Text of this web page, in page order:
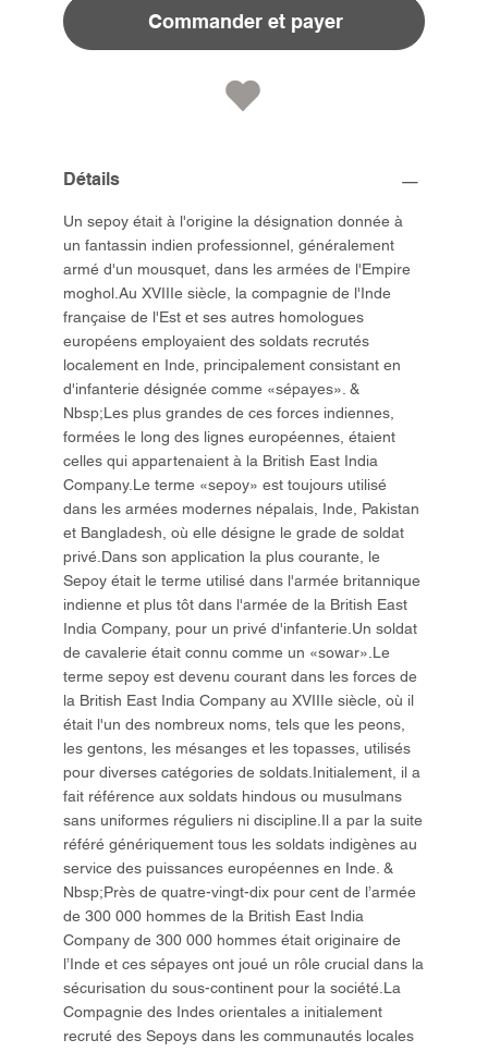
Commander et payer
Détails
Un sepoy était à l'origine la désignation donnée à
un fantassin indien professionnel, généralement
armé d'un mousquet, dans les armées de l'Empire
moghol.Au XVIIIe siècle, la compagnie de l'Inde
française de l'Est et ses autres homologues
européens employaient des soldats recrutés
localement en Inde, principalement consistant en
d'infanterie désignée comme «sépayes». &
Nbsp;Les plus grandes de ces forces indiennes,
formées le long des lignes européennes, étaient
celles qui appartenaient à la British East India
Company.Le terme «sepoy» est toujours utilisé
dans les armées modernes népalais, Inde, Pakistan
et Bangladesh, où elle désigne le grade de soldat
privé.Dans son application la plus courante, le
Sepoy était le terme utilisé dans l'armée britannique
indienne et plus tôt dans l'armée de la British East
India Company, pour un privé d'infanterie.Un soldat
de cavalerie était connu comme un «sowar».Le
terme sepoy est devenu courant dans les forces de
la British East India Company au XVIIIe siècle, où il
était l'un des nombreux noms, tels que les peons,
les gentons, les mésanges et les topasses, utilisés
pour diverses catégories de soldats.Initialement, il a
fait référence aux soldats hindous ou musulmans
sans uniformes réguliers ni discipline.Il a par la suite
référé génériquement tous les soldats indigènes au
service des puissances européennes en Inde. &
Nbsp;Près de quatre-vingt-dix pour cent de l’armée
de 300 000 hommes de la British East India
Company de 300 000 hommes était originaire de
l’Inde et ces sépayes ont joué un rôle crucial dans la
sécurisation du sous-continent pour la société.La
Compagnie des Indes orientales a initialement
recruté des Sepoys dans les communautés locales